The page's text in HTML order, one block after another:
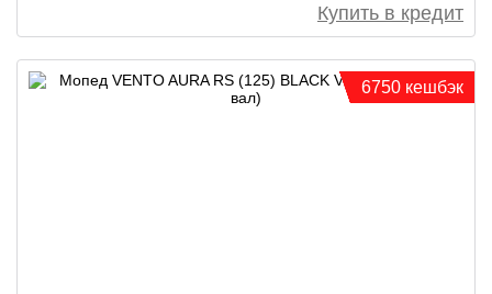
Купить в кредит
6750 кешбэк